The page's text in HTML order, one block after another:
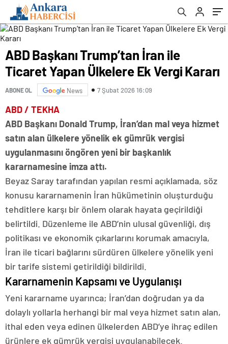
ABD Başkanı Trump’tan İran ile
Ticaret Yapan Ülkelere Ek Vergi Kararı
ABONE OL News 7 Şubat 2026 16:09
ABD / TEKHA
ABD Başkanı Donald Trump, İran’dan mal veya hizmet
satın alan ülkelere yönelik ek gümrük vergisi
uygulanmasını öngören yeni bir başkanlık
kararnamesine imza attı.
Beyaz Saray tarafından yapılan resmi açıklamada, söz
konusu kararnamenin İran hükümetinin oluşturduğu
tehditlere karşı bir önlem olarak hayata geçirildiği
belirtildi. Düzenleme ile ABD’nin ulusal güvenliği, dış
politikası ve ekonomik çıkarlarını korumak amacıyla,
İran ile ticari bağlarını sürdüren ülkelere yönelik yeni
bir tarife sistemi getirildiği bildirildi.
Kararnamenin Kapsamı ve Uygulanışı
Yeni kararname uyarınca; İran’dan doğrudan ya da
dolaylı yollarla herhangi bir mal veya hizmet satın alan,
ithal eden veya edinen ülkelerden ABD’ye ihraç edilen
ürünlere ek gümrük vergisi uygulanabilecek.